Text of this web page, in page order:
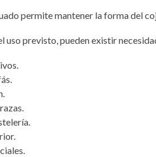
permite mantener la forma del
uso previsto, pueden existir